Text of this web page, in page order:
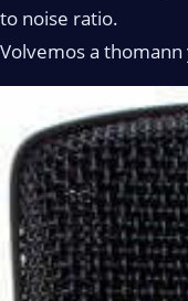
to noise ratio.
Volvemos a